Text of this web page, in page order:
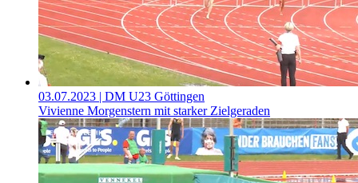
03.07.2023 | DM U23 Göttingen
Vivienne Morgenstern mit starker Zielgeraden